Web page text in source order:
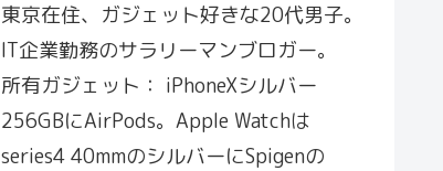
東京在住、ガジェット好きな20代男子。
IT企業勤務のサラリーマンブロガー。
所有ガジェット： iPhoneXシルバー
256GBにAirPods。Apple Watchは
series4 40mmのシルバーにSpigenの